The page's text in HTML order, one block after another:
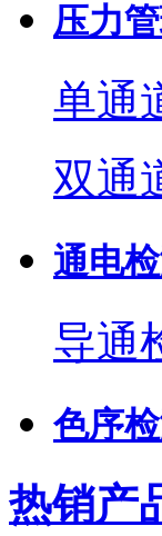
压力
单通
双通
通电
导通
色序
热销产